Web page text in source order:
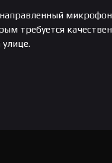
требуется